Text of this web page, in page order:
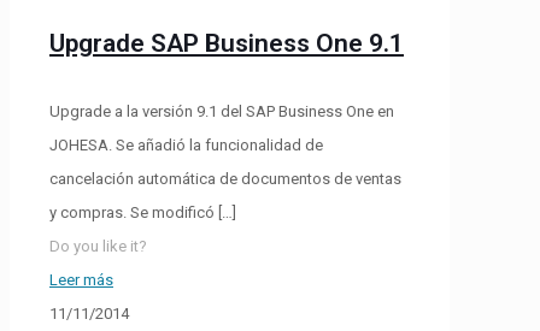
Upgrade SAP Business One 9.1
Upgrade a la versión 9.1 del SAP Business One en
JOHESA. Se añadió la funcionalidad de
cancelación automática de documentos de ventas
y compras. Se modificó […]
Do you like it?
Leer más
11/11/2014